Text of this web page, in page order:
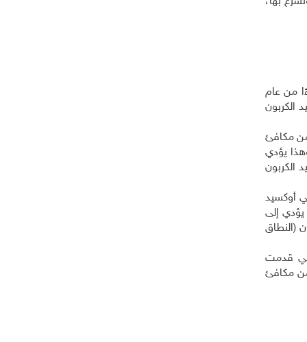
من عام
مكافئ ثاني أوكسيد الكربون
(النطاق 53 إلى 58) في العام 2025، و56 مليار طن من مكافئ
وهذا يؤدي
مكافئ ثاني أوكسيد الكربون
53 مليار طن من مكافئ ثاني أوكسيد
من مكافئ ثاني أوكسيد الكربون (النطاق 52 إلى 57) في 2030. وهذا يؤدي إلى
أوكسيد الكربون (النطاق
قدمت
في العام 2025، ومليار طن واحد من مكافئ